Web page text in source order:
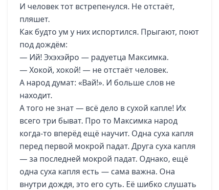
И человек тот встрепенулся. Не отстаёт,
пляшет.
Как будто ум у них испортился. Прыгают, поют
под дождём:
— Ий! Эхэхэйро — радуетца Максимка.
— Хокой, хокой! — не отстаёт человек.
А народ думат: «Вай!». И больше слов не
находит.
А того не знат — всё дело в сухой капле! Их
всего три быват. Про то Максимка народ
когда-то вперёд ещё научит. Одна суха капля
перед первой мокрой падат. Друга суха капля
— за последней мокрой падат. Однако, ещё
одна суха капля есть — сама важна. Она
внутри дождя, это его суть. Её шибко слушать